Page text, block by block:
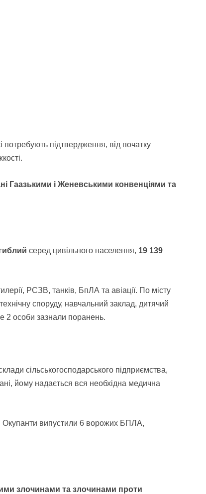
підтвердження, від початку
Гаазькими і Женевськими конвенціями та
серед цивільного населення, 19 139
РСЗВ, танків, БпЛА та авіації. По місту
споруду, навчальний заклад, дитячий
2 особи зазнали поранень.
сільськогосподарського підприємства,
йому надається вся необхідна медична
Окупанти випустили 6 ворожих БПЛА,
злочинами та злочинами проти